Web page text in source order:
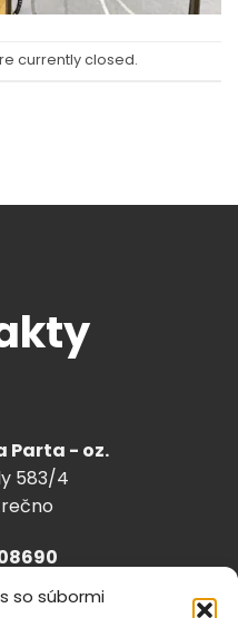
so súbormi
currently closed.
Parta - oz.
583/4